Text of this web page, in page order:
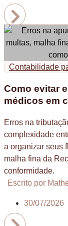
Contabilidade
Como evitar
médicos em
Erros na
complexidade
a organizar seus
malha fina da
conformidade.
Escrito por
30/07/2026